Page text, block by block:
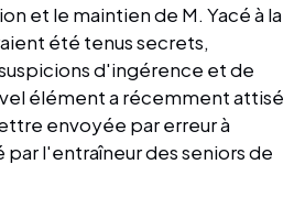
et le maintien de M. Yacé à la
été tenus secrets,
d'ingérence et de
élément a récemment attisé
envoyée par erreur à
par l'entraîneur des seniors de